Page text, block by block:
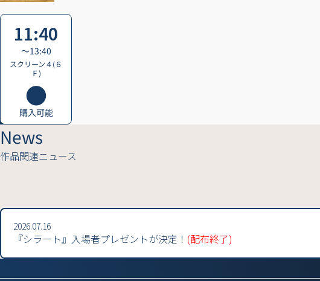
11:40
〜13:40
スクリーン４(６
Ｆ)
購入可能
News
作品関連ニュース
2026.07.16
『シラート』入場者プレゼントが決定！ (配布終了)